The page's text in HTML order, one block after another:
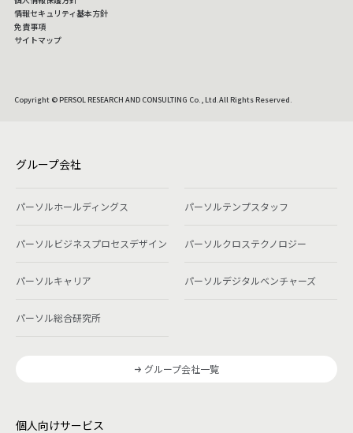
Copyright © PERSOL RESEARCH AND CONSULTING Co., Ltd.All Rights Reserved.
情報セキュリティ基本方針
免責事項
サイトマップ
グループ会社
パーソルホールディングス パーソルテンプスタッフ
パーソルビジネスプロセスデザイン パーソルクロステクノロジー
パーソルキャリア パーソルデジタルベンチャーズ
パーソル総合研究所
グループ会社一覧
個人向けサービス